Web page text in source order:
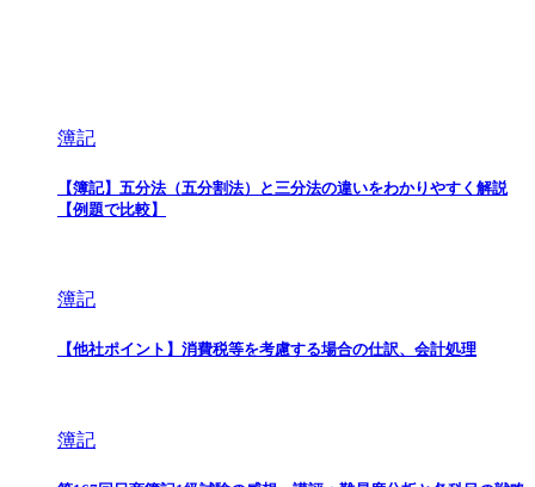
簿記
【簿記】五分法（五分割法）と三分法の違いをわかりやすく解説
【例題で比較】
簿記
【他社ポイント】消費税等を考慮する場合の仕訳、会計処理
簿記